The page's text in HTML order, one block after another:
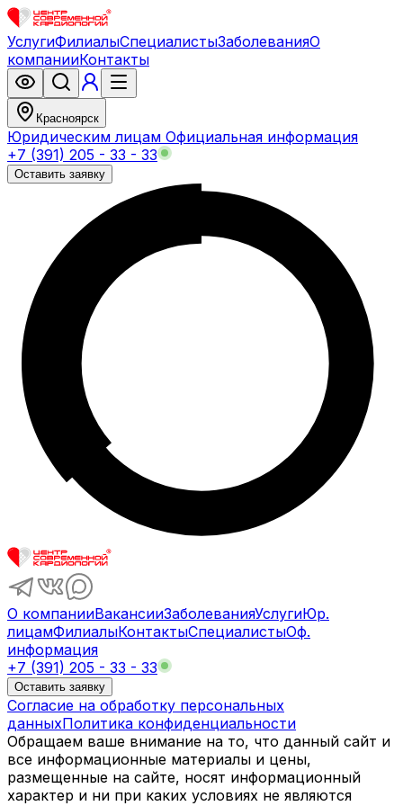
УслугиФилиалыСпециалистыЗаболеванияО
компанииКонтакты
Красноярск
Юридическим лицам Официальная информация
+7 (391) 205 - 33 - 33
Оставить заявку
О компанииВакансииЗаболеванияУслугиЮр.
лицамФилиалыКонтактыСпециалистыОф.
информация
+7 (391) 205 - 33 - 33
Оставить заявку
Согласие на обработку персональных
данныхПолитика конфиденциальности
Обращаем ваше внимание на то, что данный сайт и
все информационные материалы и цены,
размещенные на сайте, носят информационный
характер и ни при каких условиях не являются